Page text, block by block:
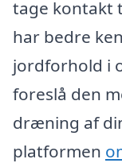
tage kontakt
har bedre
jordforhold i
foreslå den
dræning af
platformen